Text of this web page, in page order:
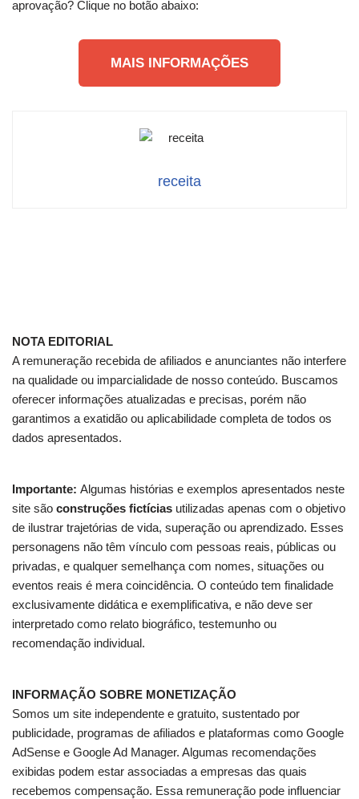
aprovação? Clique no botão abaixo:
MAIS INFORMAÇÕES
receita
NOTA EDITORIAL
A remuneração recebida de afiliados e anunciantes não interfere
na qualidade ou imparcialidade de nosso conteúdo. Buscamos
oferecer informações atualizadas e precisas, porém não
garantimos a exatidão ou aplicabilidade completa de todos os
dados apresentados.
Importante: Algumas histórias e exemplos apresentados neste
site são construções fictícias utilizadas apenas com o objetivo
de ilustrar trajetórias de vida, superação ou aprendizado. Esses
personagens não têm vínculo com pessoas reais, públicas ou
privadas, e qualquer semelhança com nomes, situações ou
eventos reais é mera coincidência. O conteúdo tem finalidade
exclusivamente didática e exemplificativa, e não deve ser
interpretado como relato biográfico, testemunho ou
recomendação individual.
INFORMAÇÃO SOBRE MONETIZAÇÃO
Somos um site independente e gratuito, sustentado por
publicidade, programas de afiliados e plataformas como Google
AdSense e Google Ad Manager. Algumas recomendações
exibidas podem estar associadas a empresas das quais
recebemos compensação. Essa remuneração pode influenciar